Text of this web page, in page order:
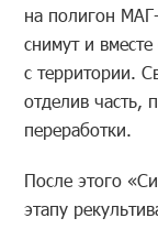
на полигон
снимут и
с территории.
отделив часть,
переработки.
После этого
этапу